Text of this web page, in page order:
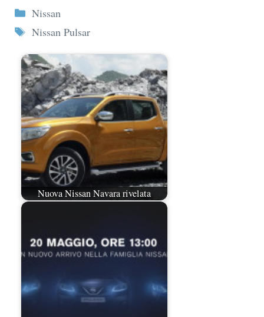
Categorie
Nissan
Tag
Nissan Pulsar
Nuova Nissan Navara rivelata